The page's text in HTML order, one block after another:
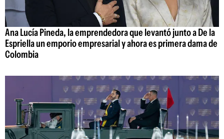
Ana Lucía Pineda, la emprendedora que levantó junto a De la
Espriella un emporio empresarial y ahora es primera dama de
Colombia